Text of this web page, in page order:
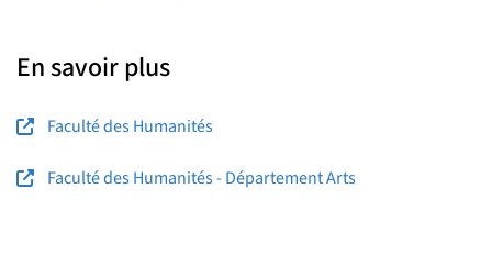
En savoir plus
Faculté des Humanités
Faculté des Humanités - Département Arts